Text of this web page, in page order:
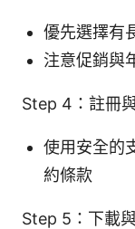
優先選擇有
注意促銷與
Step 4：註冊
使用安全的
約條款
Step 5：下載